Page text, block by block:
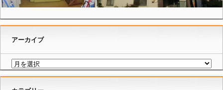
アーカイブ